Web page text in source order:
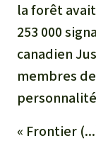
la forêt
253 000
canadien
membres
« Frontier